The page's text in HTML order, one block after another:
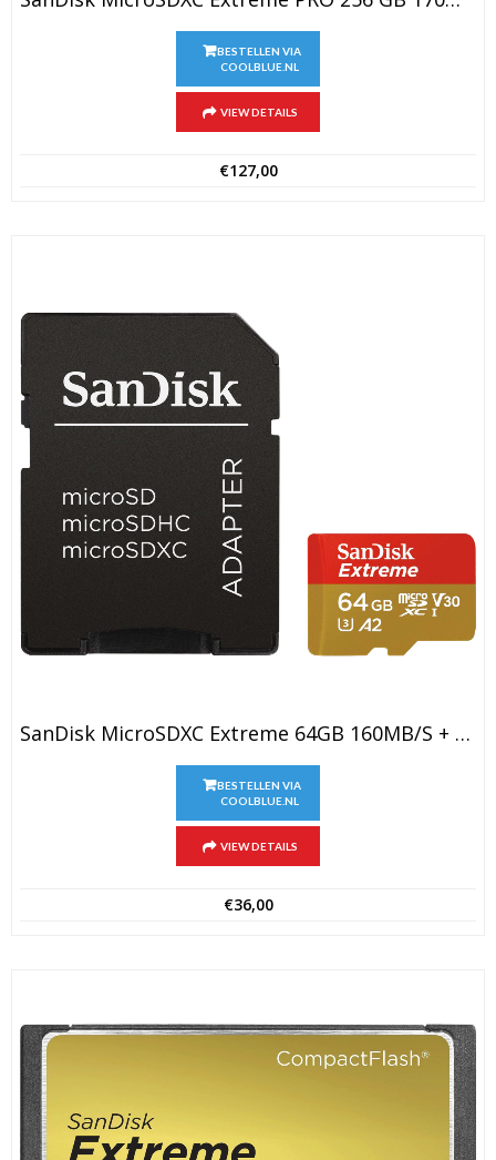
BESTELLEN VIA
COOLBLUE.NL
VIEW DETAILS
€127,00
SanDisk MicroSDXC Extreme 64GB 160MB/s + SD Adapter
BESTELLEN VIA
COOLBLUE.NL
VIEW DETAILS
€36,00